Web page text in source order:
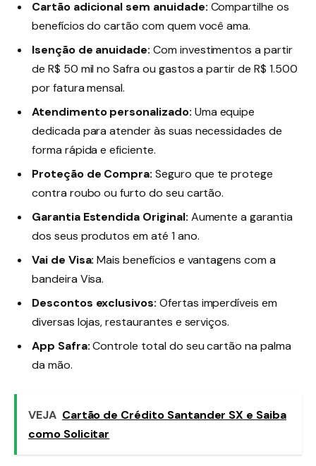
Cartão adicional sem anuidade: Compartilhe os
benefícios do cartão com quem você ama.
Isenção de anuidade: Com investimentos a partir
de R$ 50 mil no Safra ou gastos a partir de R$ 1.500
por fatura mensal.
Atendimento personalizado: Uma equipe
dedicada para atender às suas necessidades de
forma rápida e eficiente.
Proteção de Compra: Seguro que te protege
contra roubo ou furto do seu cartão.
Garantia Estendida Original: Aumente a garantia
dos seus produtos em até 1 ano.
Vai de Visa: Mais benefícios e vantagens com a
bandeira Visa.
Descontos exclusivos: Ofertas imperdíveis em
diversas lojas, restaurantes e serviços.
App Safra:Controle total do seu cartão na palma
da mão.
VEJA Cartão de Crédito Santander SX e Saiba
como Solicitar